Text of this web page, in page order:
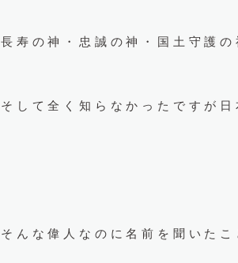
長寿の神・忠誠の神・国土守護
そして全く知らなかったですが
そんな偉人なのに名前を聞いた